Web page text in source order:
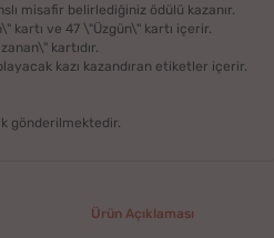
misafir belirlediğiniz ödülü kazanır.
kartı ve 47 \"Üzgün\" kartı içerir.
kartıdır.
kazı kazandıran etiketler içerir.
gönderilmektedir.
Ürün Açıklaması